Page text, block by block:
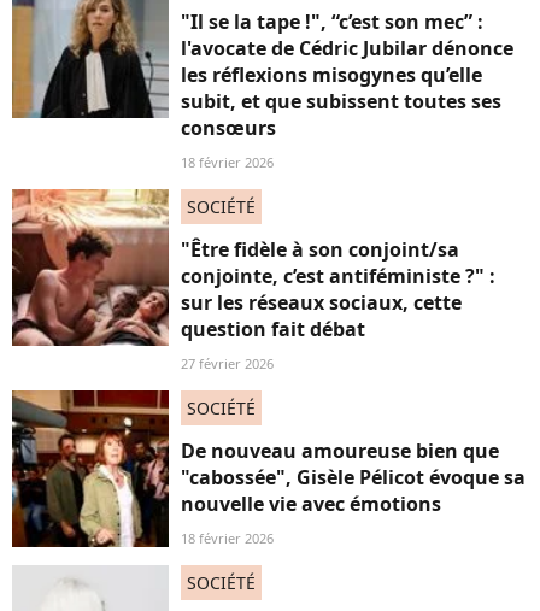
"Il se la tape !", “c’est son mec” :
l'avocate de Cédric Jubilar dénonce
les réflexions misogynes qu’elle
subit, et que subissent toutes ses
consœurs
18 février 2026
SOCIÉTÉ
"Être fidèle à son conjoint/sa
conjointe, c’est antiféministe ?" :
sur les réseaux sociaux, cette
question fait débat
27 février 2026
SOCIÉTÉ
De nouveau amoureuse bien que
"cabossée", Gisèle Pélicot évoque sa
nouvelle vie avec émotions
18 février 2026
SOCIÉTÉ